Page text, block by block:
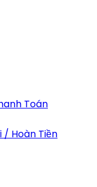
Toán
/ Hoàn Tiền